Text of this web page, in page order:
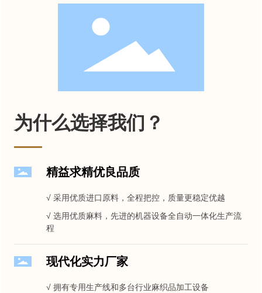
为什么选择我们？
精益求精优良品质
√ 采用优质进口原料，全程把控，质量更稳定优越
√ 选用优质麻料，先进的机器设备全自动一体化生产流
程
现代化实力厂家
√ 拥有专用生产线和多台行业麻织品加工设备